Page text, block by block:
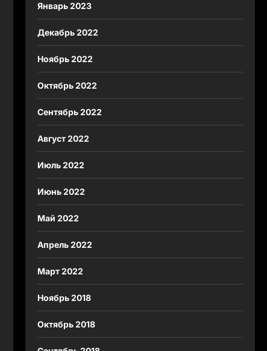
Январь 2023
Декабрь 2022
Ноябрь 2022
Октябрь 2022
Сентябрь 2022
Август 2022
Июль 2022
Июнь 2022
Май 2022
Апрель 2022
Март 2022
Ноябрь 2018
Октябрь 2018